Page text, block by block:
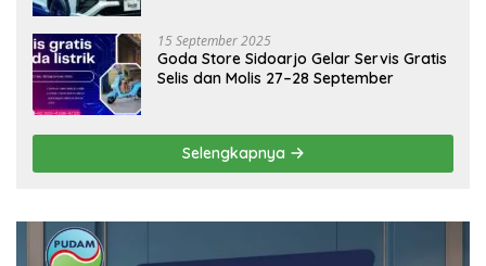
15 September 2025
Goda Store Sidoarjo Gelar Servis Gratis
Selis dan Molis 27–28 September
Selengkapnya